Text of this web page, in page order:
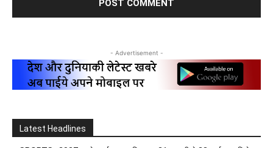
- Advertisement -
Latest Headlines